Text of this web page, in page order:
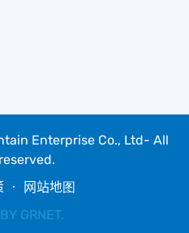
Enterprise Co., Ltd- All
‧
网站地图
GRNET.